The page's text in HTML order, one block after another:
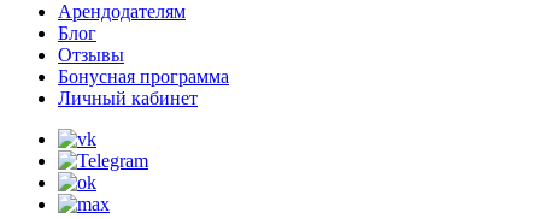
Арендодателям
Блог
Отзывы
Бонусная программа
Личный кабинет